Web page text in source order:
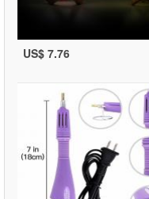
US$ 7.76